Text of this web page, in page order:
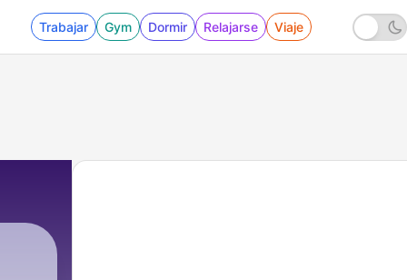
Trabajar Gym Dormir Relajarse Viaje